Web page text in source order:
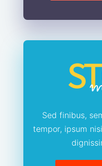
Sed finibus,
tempor, ipsum